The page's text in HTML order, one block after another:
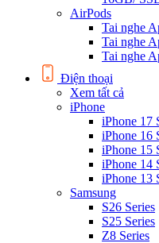
AirPods
Tai nghe
Tai nghe
Tai nghe
Điện thoại
Xem tất cả
iPhone
iPhone 17
iPhone 16
iPhone 15
iPhone 14
iPhone 13
Samsung
S26 Series
S25 Series
Z8 Series